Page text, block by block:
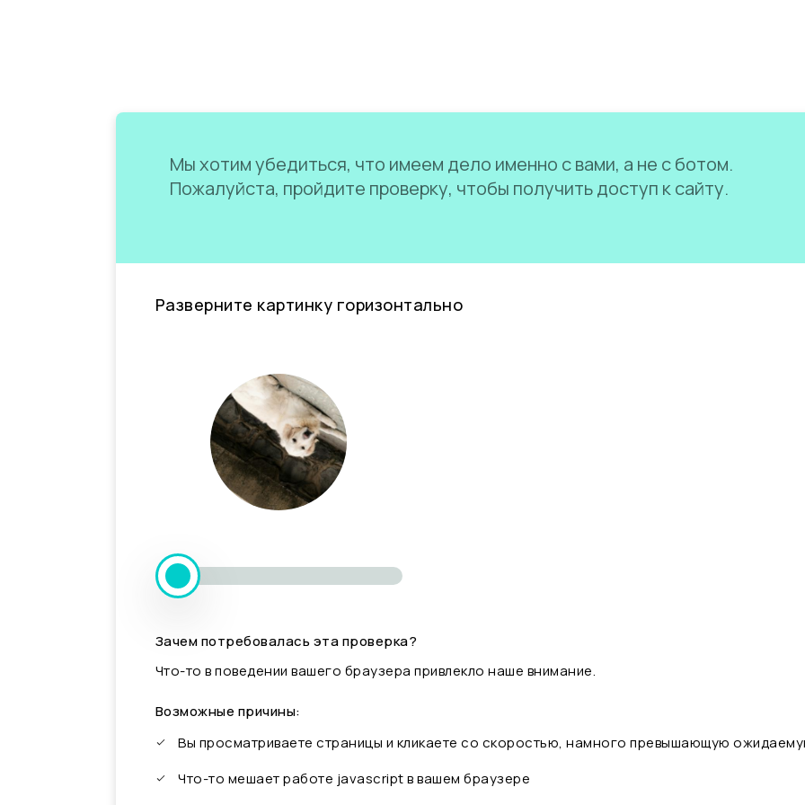
Мы хотим убедиться, что имеем дело именно с вами, а не с ботом.
Пожалуйста, пройдите проверку, чтобы получить доступ к сайту.
Разверните картинку горизонтально
Зачем потребовалась эта проверка?
Что-то в поведении вашего браузера привлекло наше внимание.
Возможные причины:
Вы просматриваете страницы и кликаете со скоростью, намного превышающую
Что-то мешает работе javascript в вашем браузере